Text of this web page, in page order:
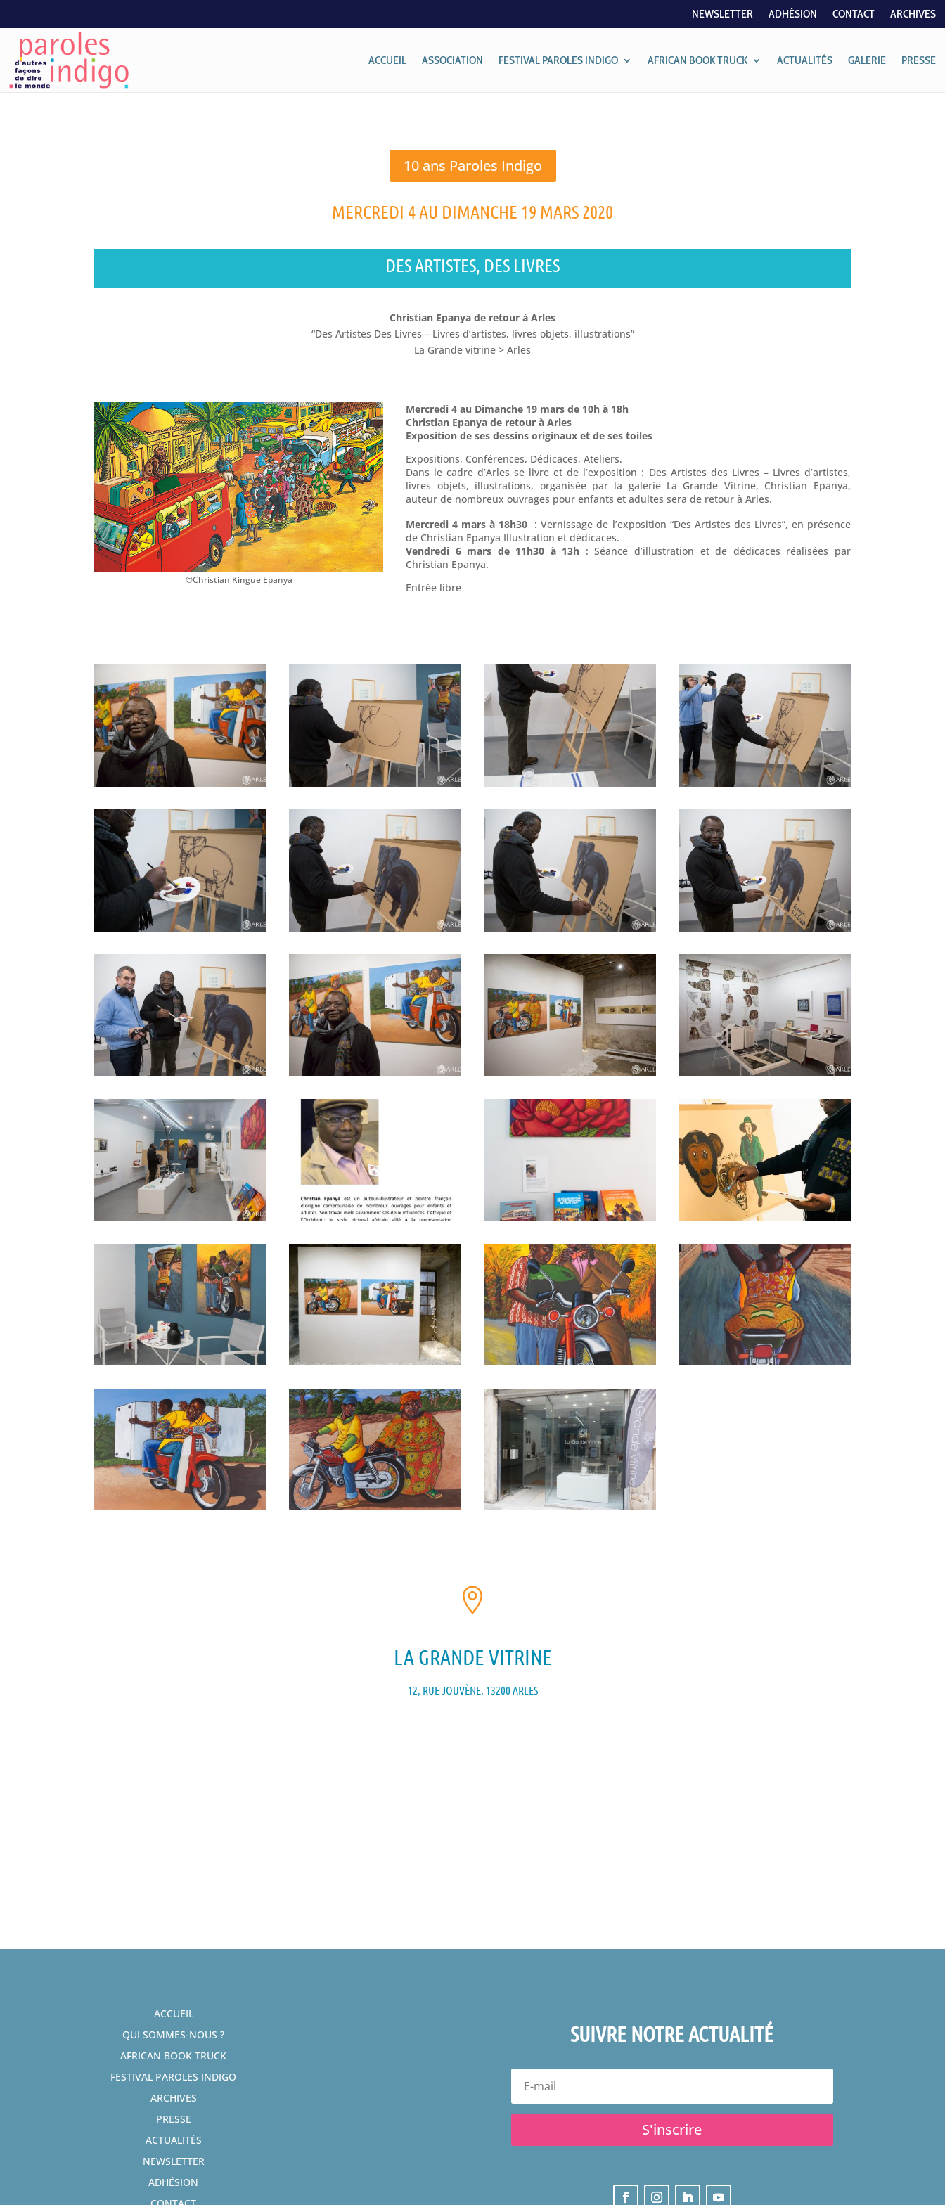
NEWSLETTER ADHÉSION CONTACT ARCHIVES
ACCUEIL ASSOCIATION FESTIVAL PAROLES INDIGO AFRICAN BOOK TRUCK ACTUALITÉS GALERIE PRESSE
10 ans Paroles Indigo
MERCREDI 4 AU DIMANCHE 19 MARS 2020
DES ARTISTES, DES LIVRES
Christian Epanya de retour à Arles
“Des Artistes Des Livres – Livres d’artistes, livres objets, illustrations”
La Grande vitrine > Arles
©Christian Kingue Epanya
Mercredi 4 au Dimanche 19 mars de 10h à 18h
Christian Epanya de retour à Arles
Exposition de ses dessins originaux et de ses toiles
Expositions, Conférences, Dédicaces, Ateliers.
Dans le cadre d’Arles se livre et de l’exposition : Des Artistes des Livres – Livres d’artistes,
livres objets, illustrations, organisée par la galerie La Grande Vitrine, Christian Epanya,
auteur de nombreux ouvrages pour enfants et adultes sera de retour à Arles.
Mercredi 4 mars à 18h30 : Vernissage de l’exposition “Des Artistes des Livres”, en présence
de Christian Epanya Illustration et dédicaces.
Vendredi 6 mars de 11h30 à 13h : Séance d’illustration et de dédicaces réalisées par
Christian Epanya.
Entrée libre

LA GRANDE VITRINE
12, RUE JOUVÈNE, 13200 ARLES
ACCUEIL
QUI SOMMES-NOUS ?
AFRICAN BOOK TRUCK
FESTIVAL PAROLES INDIGO
ARCHIVES
PRESSE
ACTUALITÉS
NEWSLETTER
ADHÉSION
SUIVRE NOTRE ACTUALITÉ
S'inscrire